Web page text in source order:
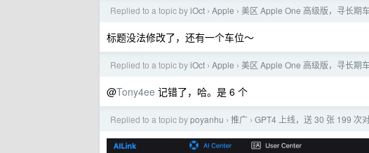
Replied to a topic byiOct › Apple › 美区 Apple One 高级版，寻长期
标题没法修改了，还有一个车位～
Replied to a topic byiOct › Apple › 美区 Apple One 高级版，寻长期
@Tony4ee 记错了，哈。是 6 个
Replied to a topic bypoyanhu › 推广 › GPT4 上线，送 30 张 199 次